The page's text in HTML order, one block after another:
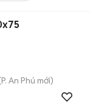
P. An Phú mới)